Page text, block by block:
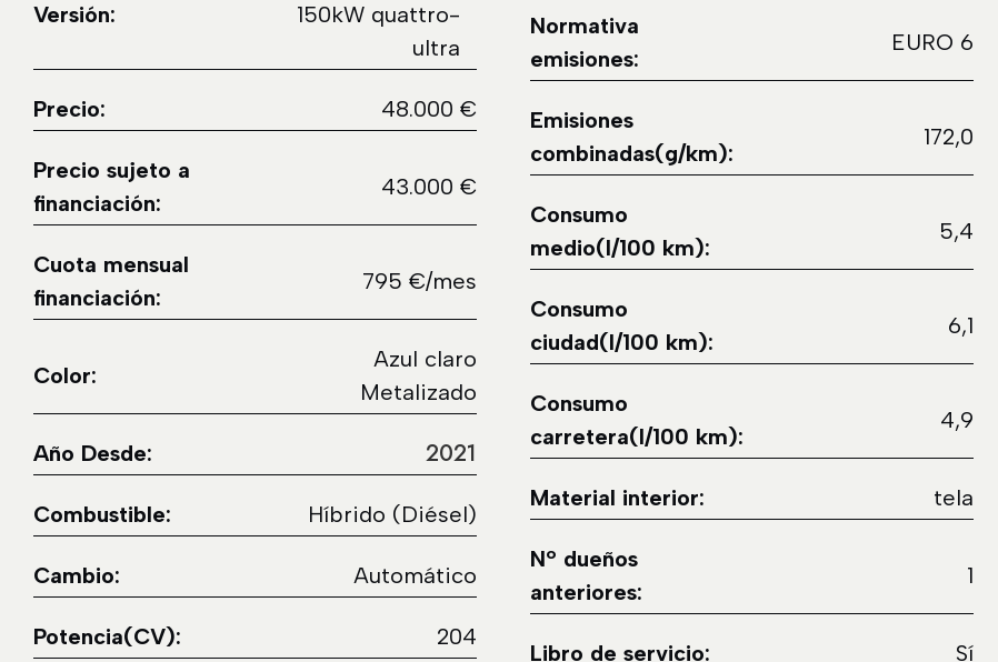
Versión:
150kW quattro-
ultra
Precio: 48.000 €
Precio sujeto a
financiación:
43.000 €
Cuota mensual
financiación:
795 €/mes
Color:
Azul claro
Metalizado
Año Desde: 2021
Combustible: Híbrido (Diésel)
Cambio: Automático
Potencia(CV): 204
Normativa
emisiones:
EURO 6
Emisiones
combinadas(g/km):
172,0
Consumo
medio(l/100 km):
5,4
Consumo
ciudad(l/100 km):
6,1
Consumo
carretera(l/100 km):
4,9
Material interior: tela
Nº dueños
anteriores:
1
Libro de servicio: Sí